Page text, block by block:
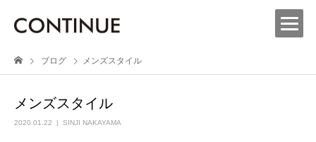
ブログ メンズスタイル
メンズスタイル
2020.01.22 SINJI NAKAYAMA